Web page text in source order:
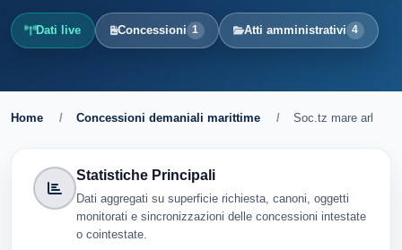
Dati live Concessioni 1 Atti amministrativi 4
Home / Concessioni demaniali marittime / Soc.tz mare arl
Statistiche Principali
Dati aggregati su superficie richiesta, canoni, oggetti
monitorati e sincronizzazioni delle concessioni intestate
o cointestate.